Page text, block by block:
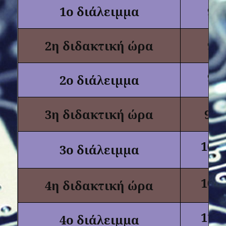
1ο διάλειμμα
2η διδακτική ώρα
2ο διάλειμμα
3η διδακτική ώρα
3ο διάλειμμα
4η διδακτική ώρα
4ο διάλειμμα